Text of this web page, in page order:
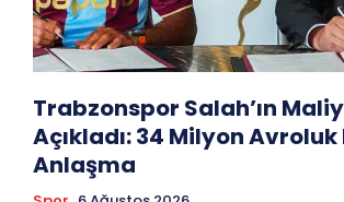
Trabzonspor Salah’ın
Açıkladı: 34 Milyon Avroluk
Anlaşma